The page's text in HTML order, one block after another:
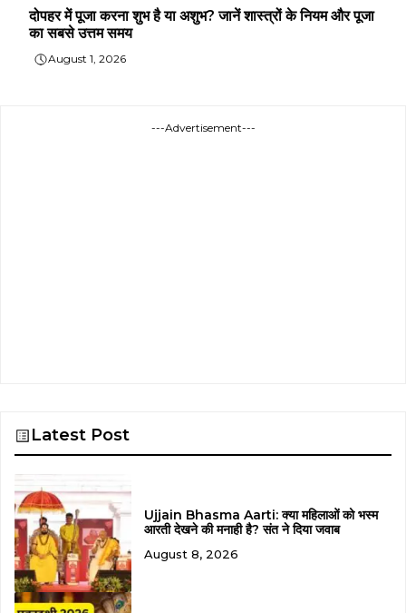
दोपहर में पूजा करना शुभ है या अशुभ? जानें शास्त्रों के नियम और पूजा
का सबसे उत्तम समय
August 1, 2026
---Advertisement---
Latest Post
Ujjain Bhasma Aarti: क्या महिलाओं को भस्म
आरती देखने की मनाही है? संत ने दिया जवाब
August 8, 2026